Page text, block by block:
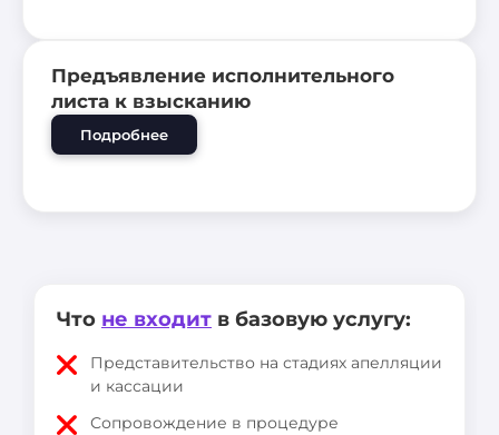
Предъявление исполнительного
листа к взысканию
Подробнее
Что не входит в базовую услугу:
Представительство на стадиях апелляции
и кассации
Сопровождение в процедуре